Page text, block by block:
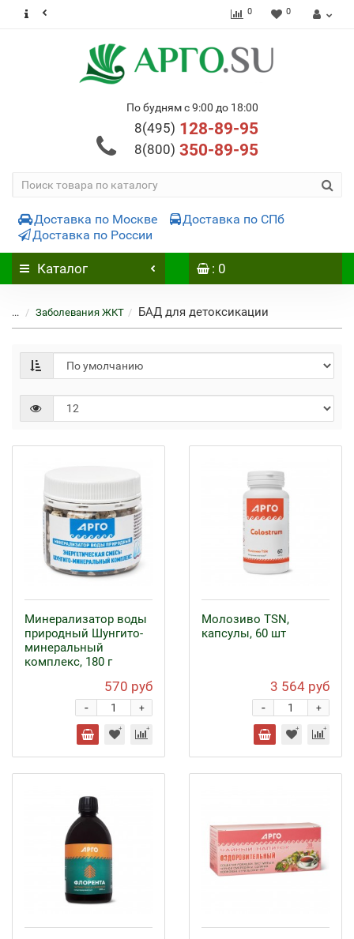
0 0
По будням с 9:00 до 18:00
8(495) 128-89-95
8(800) 350-89-95
Доставка по Москве
Доставка по СПб
Доставка по России
Каталог : 0
... Заболевания ЖКТ БАД для детоксикации
Минерализатор воды
природный Шунгито-
минеральный
комплекс, 180 г
570 руб
+
-
Молозиво TSN,
капсулы, 60 шт
3 564 руб
+
-